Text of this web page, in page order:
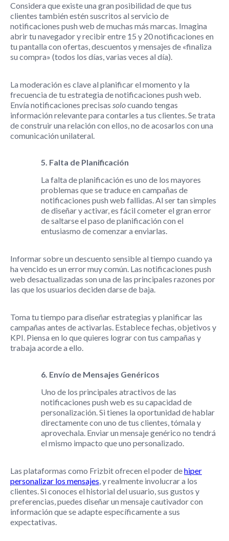
Considera que existe una gran posibilidad de que tus
clientes también estén suscritos al servicio de
notificaciones push web de muchas más marcas. Imagina
abrir tu navegador y recibir entre 15 y 20 notificaciones en
tu pantalla con ofertas, descuentos y mensajes de «finaliza
su compra» (todos los días, varias veces al día).
La moderación es clave al planificar el momento y la
frecuencia de tu estrategia de notificaciones push web.
Envía notificaciones precisas solocuando tengas
información relevante para contarles a tus clientes. Se trata
de construir una relación con ellos, no de acosarlos con una
comunicación unilateral.
5. Falta de Planificación
La falta de planificación es uno de los mayores
problemas que se traduce en campañas de
notificaciones push web fallidas. Al ser tan simples
de diseñar y activar, es fácil cometer el gran error
de saltarse el paso de planificación con el
entusiasmo de comenzar a enviarlas.
Informar sobre un descuento sensible al tiempo cuando ya
ha vencido es un error muy común. Las notificaciones push
web desactualizadas son una de las principales razones por
las que los usuarios deciden darse de baja.
Toma tu tiempo para diseñar estrategias y planificar las
campañas antes de activarlas. Establece fechas, objetivos y
KPI. Piensa en lo que quieres lograr con tus campañas y
trabaja acorde a ello.
6. Envío de Mensajes Genéricos
Uno de los principales atractivos de las
notificaciones push web es su capacidad de
personalización. Si tienes la oportunidad de hablar
directamente con uno de tus clientes, tómala y
aprovechala. Enviar un mensaje genérico no tendrá
el mismo impacto que uno personalizado.
Las plataformas como Frizbit ofrecen el poder dehiper
personalizar los mensajes, y realmente involucrar a los
clientes. Si conoces el historial del usuario, sus gustos y
preferencias, puedes diseñar un mensaje cautivador con
información que se adapte específicamente a sus
expectativas.